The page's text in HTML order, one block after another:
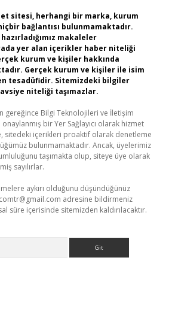
sitesi, herhangi bir marka, kurum
bağlantısı bulunmamaktadır.
makaleler
yer alan içerikler haber niteliği
kurum ve kişiler hakkında
Gerçek kurum ve kişiler ile isim
tesadüfidir. Sitemizdeki bilgiler
niteliği taşımazlar.
gereğince Bilgi Teknolojileri ve İletişim
bir Yer Sağlayıcı olarak hizmet
sitedeki içerikleri proaktif olarak denetleme
bulunmamaktadır. Ancak, üyelerimiz
taşımakta olup, siteye üye olarak
sayılırlar.
aykırı olduğunu düşündüğünüz
adresine bildirmeniz
süre içerisinde sitemizden kaldırılacaktır.